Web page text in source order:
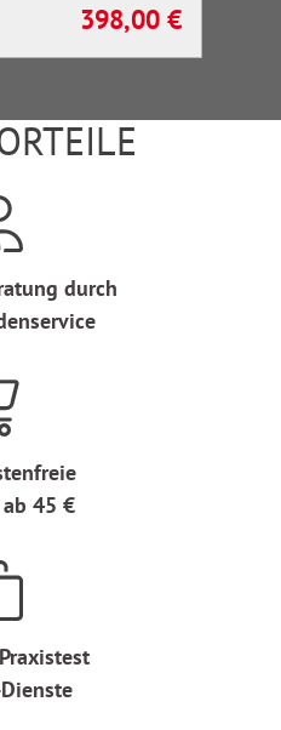
Regulärer Preis:
398,00 €
durch
45 €